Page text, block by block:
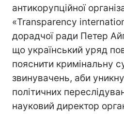
антикорупційної
«Transparency
дорадчої ради Петер
що український уряд
пояснити кримінальну
звинувачень, аби
політичних
науковий директор